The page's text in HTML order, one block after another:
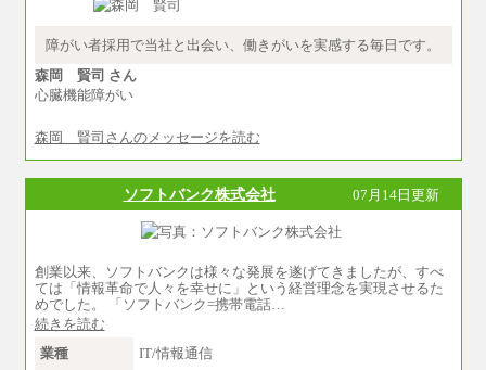
※業務内容・勤務形態に応じて、上記給与の範
※試用期間中も給与に変更はございません
障がい者採用で当社と出会い、働きがいを実感する毎日です。
森岡 賢司 さん
心臓機能障がい
森岡 賢司さんのメッセージを読む
ソフトバンク株式会社 07月14日更新
創業以来、ソフトバンクは様々な発展を遂げてきましたが、すべ
ては「情報革命で人々を幸せに」という経営理念を実現させるた
めでした。 「ソフトバンク=携帯電話…
続きを読む
業種
IT/情報通信